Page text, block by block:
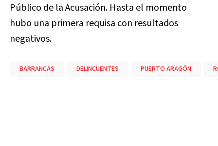
Público de la Acusación. Hasta el momento
hubo una primera requisa con resultados
negativos.
BARRANCAS DELINCUENTES PUERTO ARAGÓN